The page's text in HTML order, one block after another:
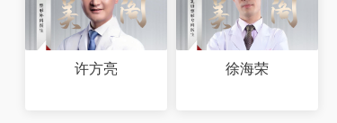
许方亮 徐海荣